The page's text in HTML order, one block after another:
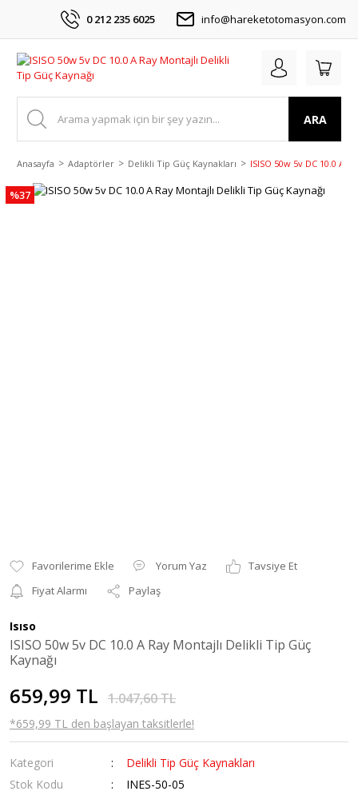
0 212 235 6025 info@hareketotomasyon.com
ARA
Anasayfa Adaptörler Delikli Tip Güç Kaynakları ISISO 50w 5v DC 10.0 A
%37
Yorum Yaz
Tavsiye Et
Fiyat Alarmı
Paylaş
Isıso
ISISO 50w 5v DC 10.0 A Ray Montajlı Delikli Tip Güç
Kaynağı
659,99 TL 1.047,60 TL
*659,99 TL den başlayan taksitlerle!
Kategori
Delikli Tip Güç Kaynakları
Stok Kodu
INES-50-05